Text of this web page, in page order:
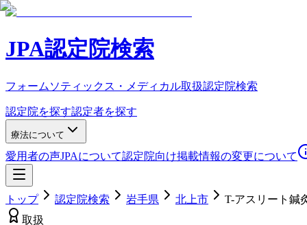
JPA認定院検索
フォームソティックス・メディカル取扱認定院検索
認定院を探す認定者を探す
療法について
愛用者の声JPAについて認定院向け掲載情報の変更について
トップ 認定院検索 岩手県 北上市
T-アスリート鍼
取扱